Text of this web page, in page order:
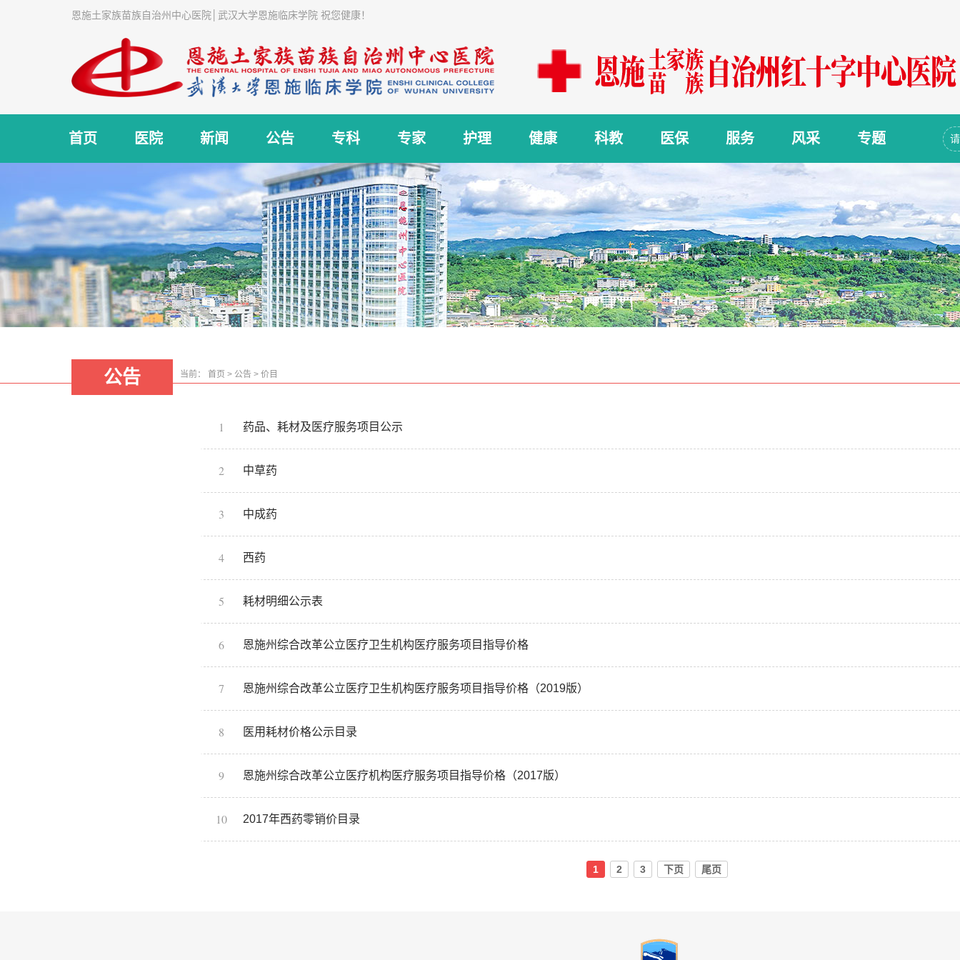
恩施土家族苗族自治州中心医院│武汉大学恩施临床学院 祝您健康！
首页 医院 新闻 公告 专科 专家 护理 健康 科教 医保 服务 风采 专题
公告 当前： 首页 > 公告 > 价目
1 药品、耗材及医疗服务项目公示
2 中草药
3 中成药
4 西药
5 耗材明细公示表
6 恩施州综合改革公立医疗卫生机构医疗服务项目指导价格
7 恩施州综合改革公立医疗卫生机构医疗服务项目指导价格（2019版）
8 医用耗材价格公示目录
9 恩施州综合改革公立医疗机构医疗服务项目指导价格（2017版）
10 2017年西药零销价目录
1 2 3 下页 尾页